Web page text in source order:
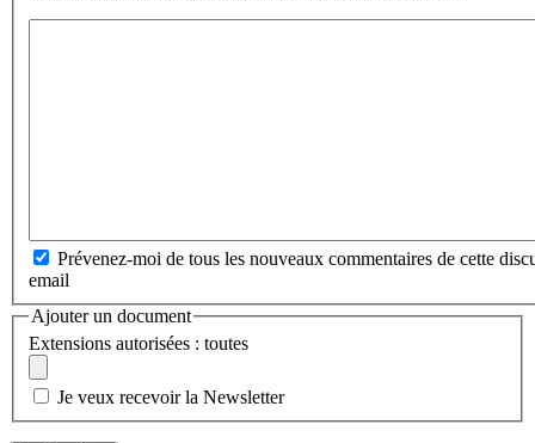
Prévenez-moi de tous les nouveaux commentaires de cette
email
Ajouter un document
Extensions autorisées : toutes
Je veux recevoir la Newsletter